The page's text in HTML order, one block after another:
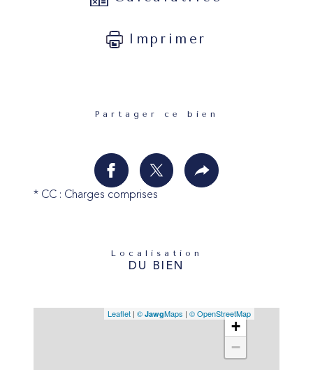
Imprimer
Partager ce bien
* CC : Charges comprises
Localisation
DU BIEN
+
−
Leaflet | © JawgMaps | © OpenStreetMap